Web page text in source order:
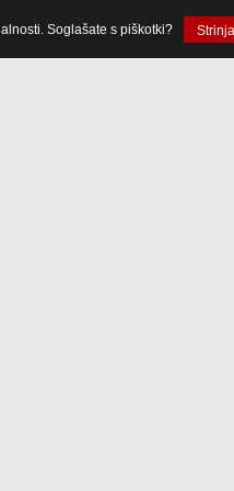
Soglašate s piškotki?